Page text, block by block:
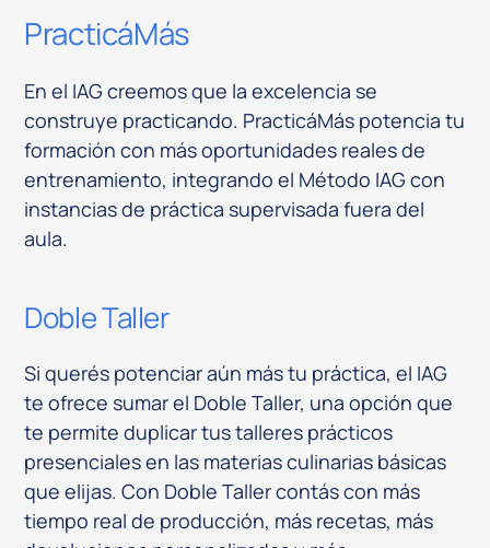
PracticáMás
En el IAG creemos que la excelencia se
construye practicando. PracticáMás potencia tu
formación con más oportunidades reales de
entrenamiento, integrando el Método IAG con
instancias de práctica supervisada fuera del
aula.
Doble Taller
Si querés potenciar aún más tu práctica, el IAG
te ofrece sumar el Doble Taller, una opción que
te permite duplicar tus talleres prácticos
presenciales en las materias culinarias básicas
que elijas. Con Doble Taller contás con más
tiempo real de producción, más recetas, más